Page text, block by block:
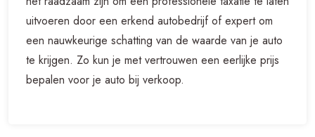
uitvoeren door een erkend autobedrijf of expert om
een nauwkeurige schatting van de waarde van je auto
te krijgen. Zo kun je met vertrouwen een eerlijke prijs
bepalen voor je auto bij verkoop.